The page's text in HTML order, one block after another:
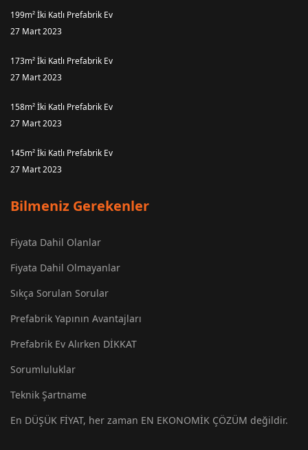
199m² İki Katlı Prefabrik Ev
27 Mart 2023
173m² İki Katlı Prefabrik Ev
27 Mart 2023
158m² İki Katlı Prefabrik Ev
27 Mart 2023
145m² İki Katlı Prefabrik Ev
27 Mart 2023
Bilmeniz Gerekenler
Fiyata Dahil Olanlar
Fiyata Dahil Olmayanlar
Sıkça Sorulan Sorular
Prefabrik Yapının Avantajları
Prefabrik Ev Alırken DİKKAT
Sorumluluklar
Teknik Şartname
En DÜŞÜK FİYAT, her zaman EN EKONOMİK ÇÖZÜM değildir.